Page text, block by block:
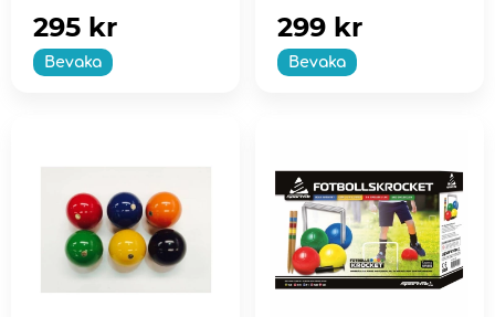
Bevaka
295 kr
Bevaka
299 kr